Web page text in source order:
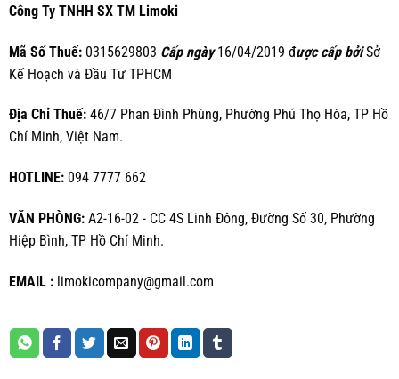
Công Ty TNHH SX TM Limoki
Mã Số Thuế:0315629803 Cấp ngày16/04/2019 được cấp bởiSở
Kế Hoạch và Đầu Tư TPHCM
Địa Chỉ Thuế:46/7 Phan Đình Phùng, Phường Phú Thọ Hòa, TP Hồ
Chí Minh, Việt Nam.
HOTLINE:094 7777 662
VĂN PHÒNG:A2-16-02 - CC 4S Linh Đông, Đường Số 30, Phường
Hiệp Bình, TP Hồ Chí Minh.
EMAIL :limokicompany@gmail.com